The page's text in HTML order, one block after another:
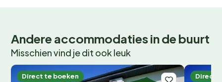
Andere accommodaties in de buurt
Misschien vind je dit ook leuk
Direct te boeken Direct